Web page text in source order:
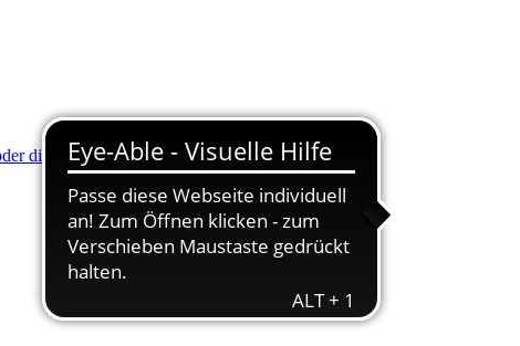
die Minus (-) Taste zum Verkleinern drücken.